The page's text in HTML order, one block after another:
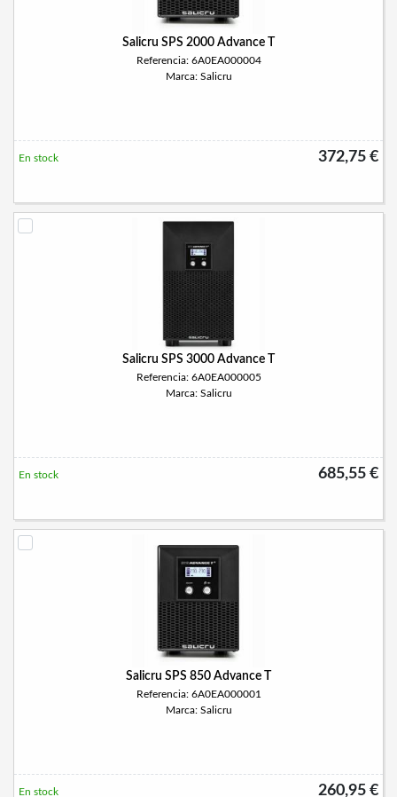
Salicru SPS 2000 Advance T
Referencia: 6A0EA000004
Marca: Salicru
372,75 €
En stock
Salicru SPS 3000 Advance T
Referencia: 6A0EA000005
Marca: Salicru
685,55 €
En stock
Salicru SPS 850 Advance T
Referencia: 6A0EA000001
Marca: Salicru
260,95 €
En stock